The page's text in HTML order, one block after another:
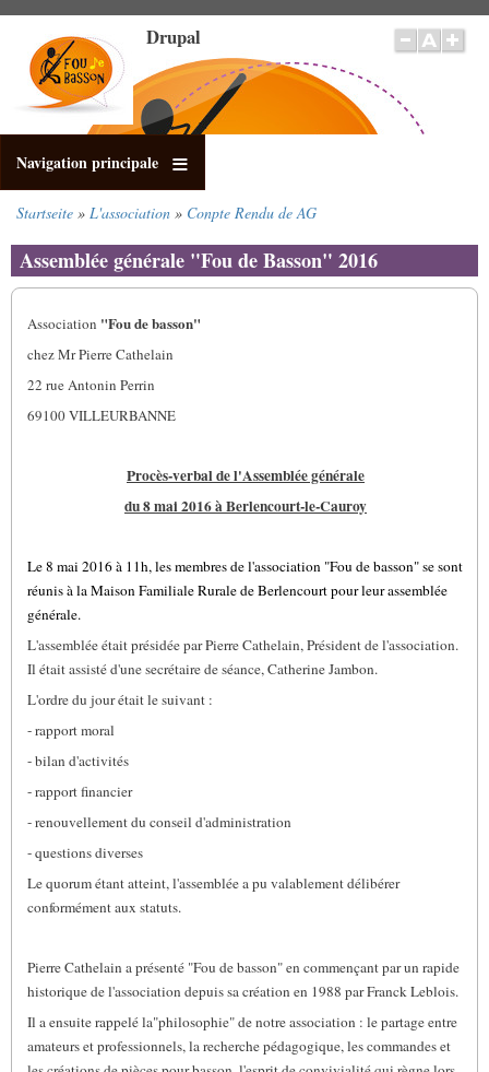
Inhalt
Drupal
Navigation principale
Startseite L'association Conpte Rendu de AG
Assemblée générale "Fou de Basson" 2016
Association "Fou de basson"
chez Mr Pierre Cathelain
22 rue Antonin Perrin
69100 VILLEURBANNE
Procès-verbal de l'Assemblée générale
du 8 mai 2016 à Berlencourt-le-Cauroy
Le 8 mai 2016 à 11h, les membres de l'association "Fou de basson" se sont
réunis à la Maison Familiale Rurale de Berlencourt pour leur assemblée
générale.
L'assemblée était présidée par Pierre Cathelain, Président de l'association.
Il était assisté d'une secrétaire de séance, Catherine Jambon.
L'ordre du jour était le suivant :
- rapport moral
- bilan d'activités
- rapport financier
- renouvellement du conseil d'administration
- questions diverses
Le quorum étant atteint, l'assemblée a pu valablement délibérer
conformément aux statuts.
Pierre Cathelain a présenté "Fou de basson" en commençant par un rapide
historique de l'association depuis sa création en 1988 par Franck Leblois.
Il a ensuite rappelé la"philosophie" de notre association : le partage entre
amateurs et professionnels, la recherche pédagogique, les commandes et